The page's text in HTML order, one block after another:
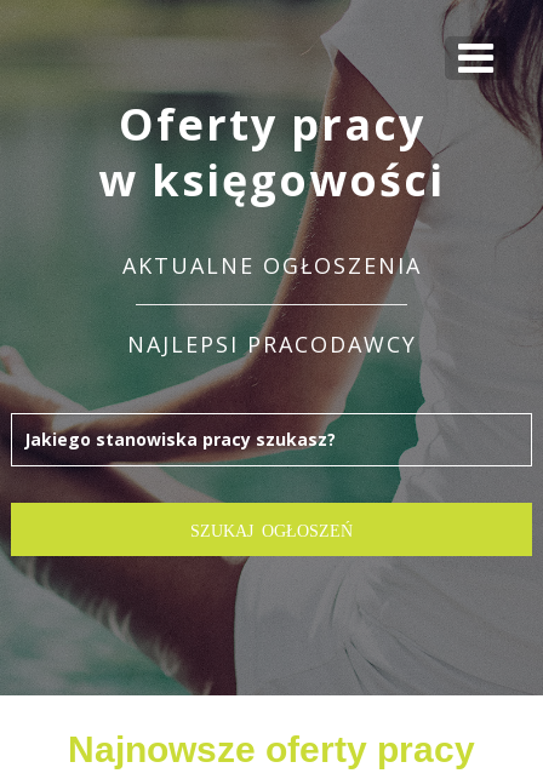
Oferty pracy
w księgowości
AKTUALNE OGŁOSZENIA
NAJLEPSI PRACODAWCY
Najnowsze oferty pracy